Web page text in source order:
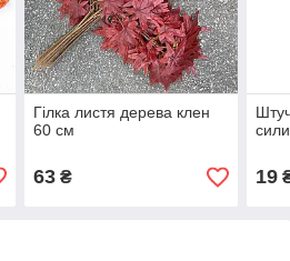
Гілка листя дерева клен
60 см
63₴ 19